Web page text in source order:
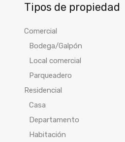
Tipos de propiedad
Comercial
Bodega/Galpón
Local comercial
Parqueadero
Residencial
Casa
Departamento
Habitación